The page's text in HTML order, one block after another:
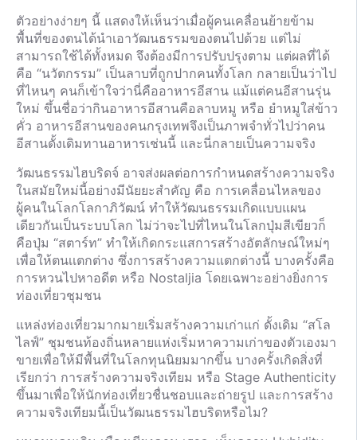
ตัวอย่างง่ายๆ นี้ แสดงให้เห็นว่าเมื่อผู้คนเคลื่อนย้ายข้าม
พื้นที่ของตนได้นำเอาวัฒนธรรมของตนไปด้วย แต่ไม่
สามารถใช้ได้ทั้งหมด จึงต้องมีการปรับปรุงตาม แต่ผลที่ได้
คือ “นวัตกรรม” เป็นลาบที่ถูกปากคนทั้งโลก กลายเป็นว่าไป
ที่ไหนๆ คนก็เข้าใจว่านี่คืออาหารอีสาน แม้แต่คนอีสานรุ่น
ใหม่ ขึ้นชื่อว่ากินอาหารอีสานคือลาบหมู หรือ ยำหมูใส่ข้าว
คั่ว อาหารอีสานของคนกรุงเทพจึงเป็นภาพจำทั่วไปว่าคน
อีสานดั้งเดิมทานอาหารเช่นนี้ และนี่กลายเป็นความจริง
วัฒนธรรมไฮบริดจ์ อาจส่งผลต่อการกำหนดสร้างความจริง
ในสมัยใหม่นี้อย่างมีนัยยะสำคัญ คือ การเคลื่อนไหลของ
ผู้คนในโลกโลกาภิวัฒน์ ทำให้วัฒนธรรมเกิดแบบแผน
เดียวกันเป็นระบบโลก ไม่ว่าจะไปที่ไหนในโลกปุ่มสีเขียวก็
คือปุ่ม “สตาร์ท” ทำให้เกิดกระแสการสร้างอัตลักษณ์ใหม่ๆ
เพื่อให้ตนเเตกต่าง ซึ่งการสร้างความแตกต่างนี้ บางครั้งคือ
การหวนไปหาอดีต หรือ Nostaljia โดยเฉพาะอย่างยิ่งการ
ท่องเที่ยวชุมชน
แหล่งท่องเที่ยวมากมายเริ่มสร้างความเก่าแก่ ดั้งเดิม “สโล
ไลฟ์” ชุมชนท้องถิ่นหลายแห่งเริ่มหาความเก่าของตัวเองมา
ขายเพื่อให้มีพื้นที่ในโลกทุนนิยมมากขึ้น บางครั้งเกิดสิ่งที่
เรียกว่า การสร้างความจริงเทียม หรือ Stage Authenticity
ขึ้นมาเพื่อให้นักท่องเที่ยวชื่นชอบและถ่ายรูป และการสร้าง
ความจริงเทียมนี้เป็นวัฒนธรรมไฮบริดหรือไม?